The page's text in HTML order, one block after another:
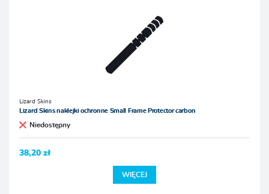
Lizard Skins
Lizard Skins naklejki ochronne Small Frame Protector carbon
Niedostępny
38,20 zł
WIĘCEJ